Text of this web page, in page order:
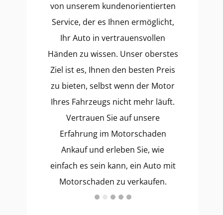
von unserem kundenorientierten
Service, der es Ihnen ermöglicht,
Ihr Auto in vertrauensvollen
Händen zu wissen. Unser oberstes
Ziel ist es, Ihnen den besten Preis
zu bieten, selbst wenn der Motor
Ihres Fahrzeugs nicht mehr läuft.
Vertrauen Sie auf unsere
Erfahrung im Motorschaden
Ankauf und erleben Sie, wie
einfach es sein kann, ein Auto mit
Motorschaden zu verkaufen.